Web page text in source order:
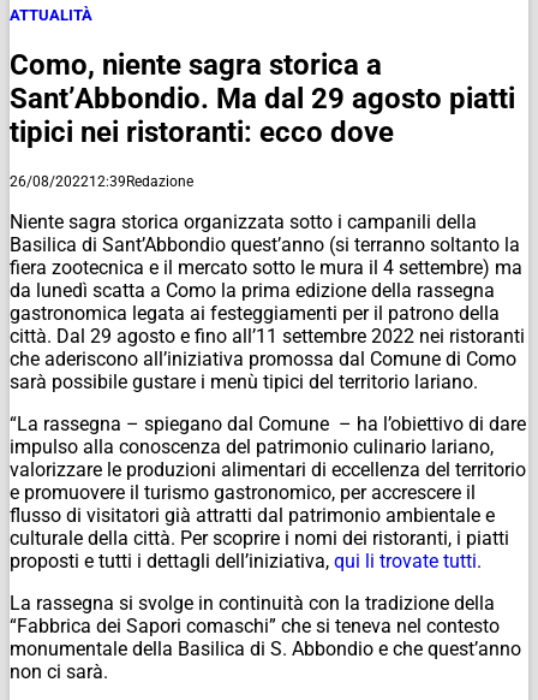
ATTUALITÀ
Como, niente sagra storica a
Sant’Abbondio. Ma dal 29 agosto piatti
tipici nei ristoranti: ecco dove
26/08/202212:39Redazione
Niente sagra storica organizzata sotto i campanili della
Basilica di Sant’Abbondio quest’anno (si terranno soltanto la
fiera zootecnica e il mercato sotto le mura il 4 settembre) ma
da lunedì scatta a Como la prima edizione della rassegna
gastronomica legata ai festeggiamenti per il patrono della
città. Dal 29 agosto e fino all’11 settembre 2022 nei ristoranti
che aderiscono all’iniziativa promossa dal Comune di Como
sarà possibile gustare i menù tipici del territorio lariano.
“La rassegna – spiegano dal Comune – ha l’obiettivo di dare
impulso alla conoscenza del patrimonio culinario lariano,
valorizzare le produzioni alimentari di eccellenza del territorio
e promuovere il turismo gastronomico, per accrescere il
flusso di visitatori già attratti dal patrimonio ambientale e
culturale della città. Per scoprire i nomi dei ristoranti, i piatti
proposti e tutti i dettagli dell’iniziativa, qui li trovate tutti.
La rassegna si svolge in continuità con la tradizione della
“Fabbrica dei Sapori comaschi” che si teneva nel contesto
monumentale della Basilica di S. Abbondio e che quest’anno
non ci sarà.